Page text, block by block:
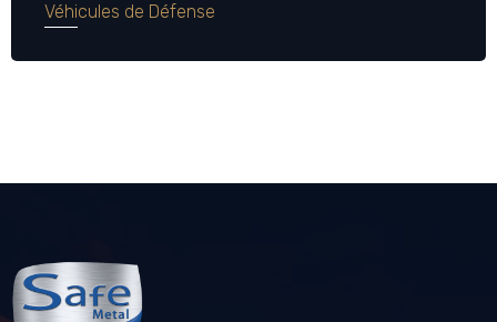
Véhicules de Défense